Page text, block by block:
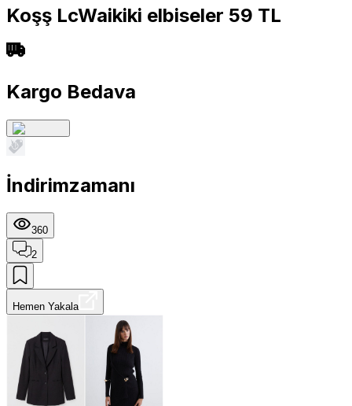
Koşş LcWaikiki elbiseler 59 TL
Kargo Bedava
İndirimzamanı
360
2
Hemen Yakala